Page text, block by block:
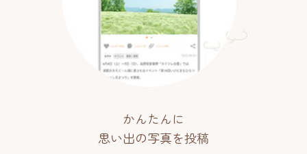
かんたんに
思い出の写真を投稿